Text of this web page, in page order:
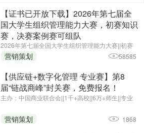
【证书已开放下载】2026年第七届全
国大学生组织管理能力大赛，初赛知识
赛，决赛案例赛可组队
2026年第七届全国大学生组织管理能力大赛||初赛
报名截止时间：2026年6月25日||主办单位：中国商
业经济学会教育培训分会
营销策划 58585
【供应链+数字化管理 专业赛】第8
届“链战商峰”封关赛，免费报名！
主办：中国商业联合会||1千+高校||6万+师生||专业
营销策划 1868